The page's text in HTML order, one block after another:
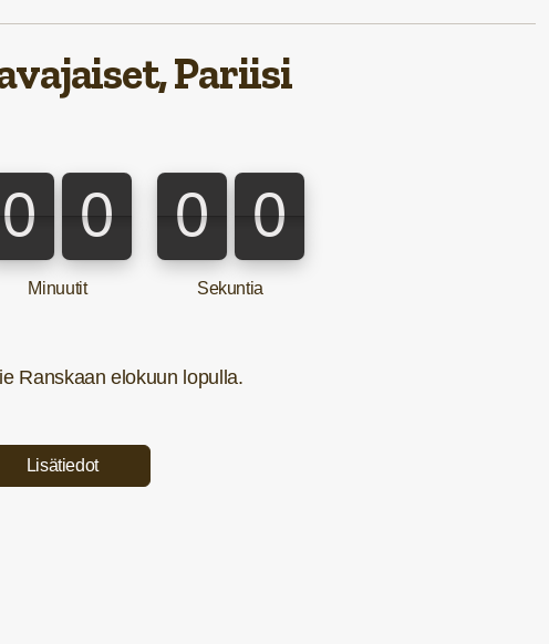
Pariisi
0
0 0
0
Minuutit
0
0 0
0
Sekuntia
Ranskaan elokuun lopulla.
Lisätiedot